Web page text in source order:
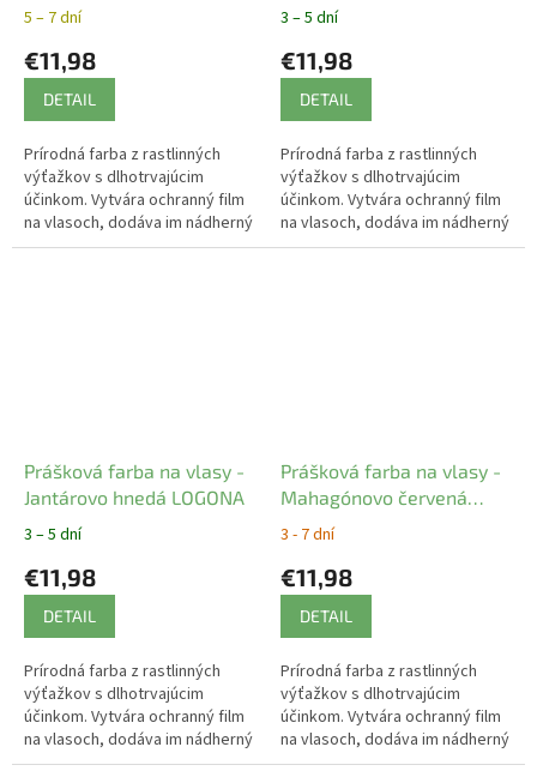
5 – 7 dní
€11,98
DETAIL
Prírodná farba z rastlinných
výťažkov s dlhotrvajúcim
účinkom. Vytvára ochranný film
na vlasoch, dodáva im nádherný
lesk a farbu.
3 – 5 dní
€11,98
DETAIL
Prírodná farba z rastlinných
výťažkov s dlhotrvajúcim
účinkom. Vytvára ochranný film
na vlasoch, dodáva im nádherný
lesk a farbu.
Prášková farba na vlasy -
Jantárovo hnedá LOGONA
3 – 5 dní
€11,98
DETAIL
Prírodná farba z rastlinných
výťažkov s dlhotrvajúcim
účinkom. Vytvára ochranný film
na vlasoch, dodáva im nádherný
lesk a farbu.
Prášková farba na vlasy -
Mahagónovo červená
LOGONA
3 - 7 dní
€11,98
DETAIL
Prírodná farba z rastlinných
výťažkov s dlhotrvajúcim
účinkom. Vytvára ochranný film
na vlasoch, dodáva im nádherný
lesk a farbu.